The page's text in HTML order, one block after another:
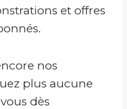
et offres
nos
plus aucune
dès